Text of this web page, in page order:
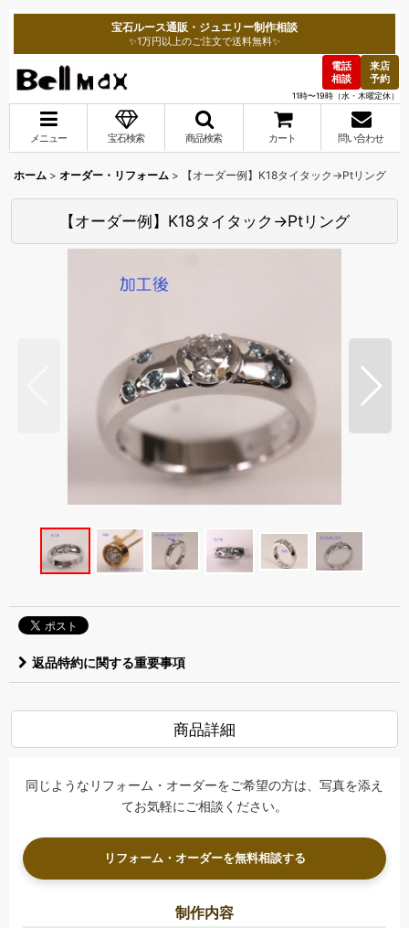
宝石ルース通販・ジュエリー制作相談
✨1万円以上のご注文で送料無料✨
電話
相談
来店
予約
11時〜19時（水・木曜定休）
メニュー 宝石検索 商品検索 カート 問い合わせ
ホーム > オーダー・リフォーム > 【オーダー例】K18タイタック→Ptリング
【オーダー例】K18タイタック→Ptリング
返品特約に関する重要事項
商品詳細
同じようなリフォーム・オーダーをご希望の方は、写真を添え
てお気軽にご相談ください。
リフォーム・オーダーを無料相談する
制作内容